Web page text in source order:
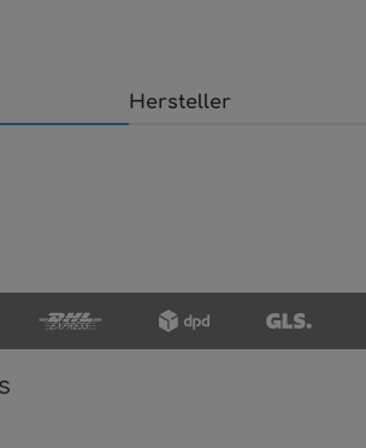
Hersteller